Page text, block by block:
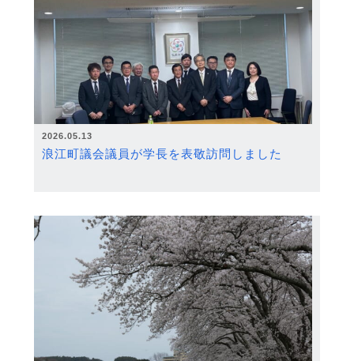
2026.05.13
浪江町議会議員が学長を表敬訪問しました